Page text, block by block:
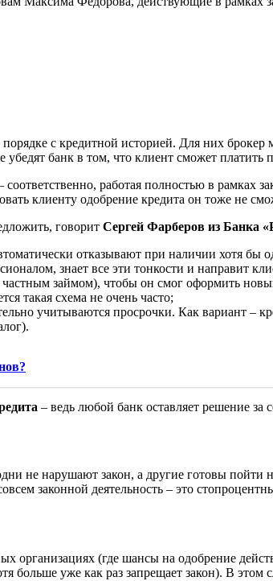
порядке с кредитной историей. Для них
банк в том, что клиент сможет платить
работая полностью в рамках
клиенту одобрение кредита он тоже не
говорит Сергей Фарберов из Банка
отказывают при наличии хотя бы
знает все эти тонкости и направит
займом), чтобы он смог оформить
такая схема не очень часто;
учитываются просрочки. Как вариант –
– ведь любой банк оставляет решение за
не нарушают закон, а другие готовы пойти
законной деятельность – это
организациях (где шансы на одобрение
больше уже как раз запрещает закон). В